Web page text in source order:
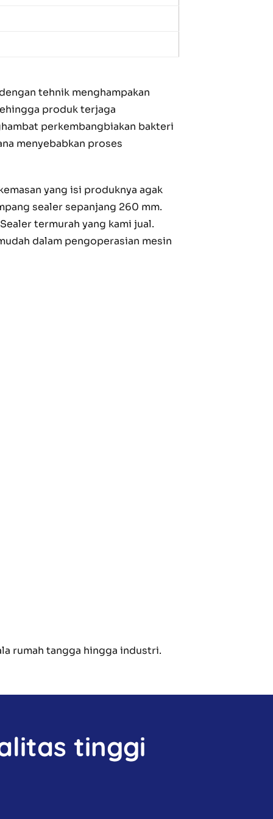
tehnik menghampakan
produk terjaga
perkembangbiakan bakteri
menyebabkan proses
yang isi produknya agak
sealer sepanjang 260 mm.
termurah yang kami jual.
dalam pengoperasian mesin
rumah tangga hingga industri.
tinggi